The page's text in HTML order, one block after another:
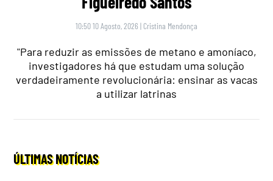
10:50 10 Agosto, 2026 | Cristina Mendonça
"Para reduzir as emissões de metano e amoníaco,
investigadores há que estudam uma solução
verdadeiramente revolucionária: ensinar as vacas
a utilizar latrinas
ÚLTIMAS NOTÍCIAS